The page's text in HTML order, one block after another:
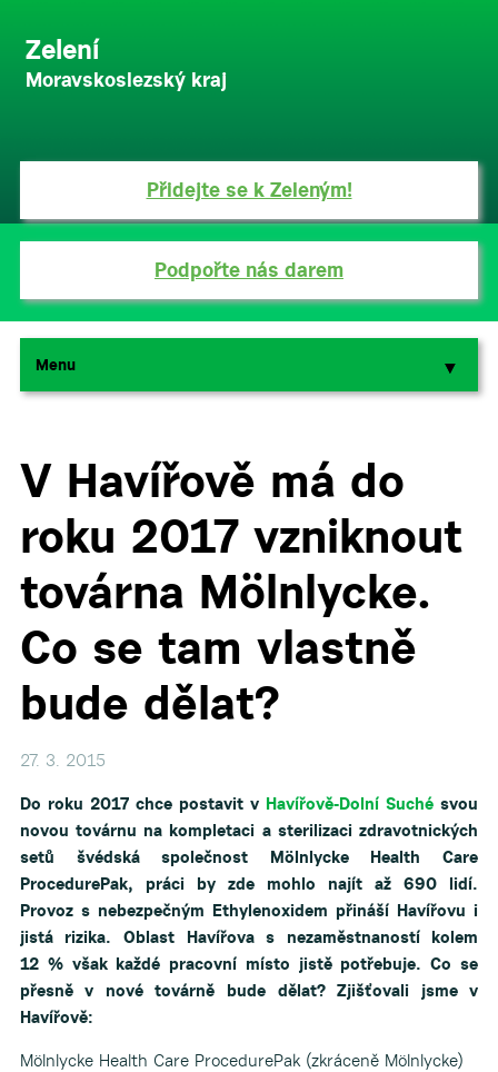
Zelení
Moravskoslezský kraj
Přidejte se k Zeleným!
Podpořte nás darem
Menu ▼
▼
V Havířově má do
roku 2017 vzniknout
továrna Mölnlycke.
Co se tam vlastně
bude dělat?
27. 3. 2015
Do roku 2017 chce postavit v Havířově-Dolní Suché svou
novou továrnu na kompletaci a sterilizaci zdravotnických
setů švédská společnost Mölnlycke Health Care
ProcedurePak, práci by zde mohlo najít až 690 lidí.
Provoz s nebezpečným Ethylenoxidem přináší Havířovu i
jistá rizika. Oblast Havířova s nezaměstnaností kolem
12 % však každé pracovní místo jistě potřebuje. Co se
přesně v nové továrně bude dělat? Zjišťovali jsme v
Havířově:
Mölnlycke Health Care ProcedurePak (zkráceně Mölnlycke)